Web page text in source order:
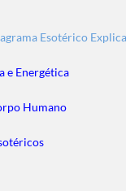
Esotérico
e Energética
Humano